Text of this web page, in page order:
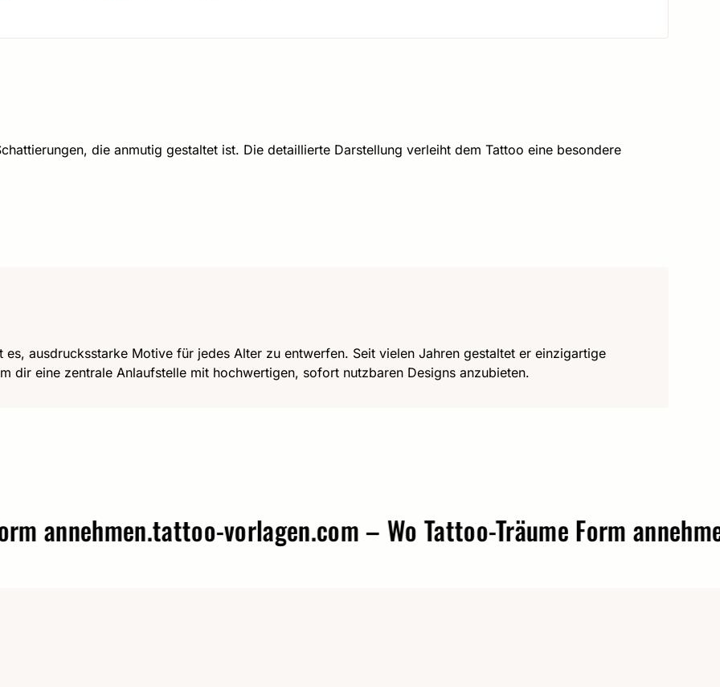
die anmutig gestaltet ist. Die detaillierte Darstellung verleiht dem Tattoo eine besondere
ausdrucksstarke Motive für jedes Alter zu entwerfen. Seit vielen Jahren gestaltet er einzigartige
dir eine zentrale Anlaufstelle mit hochwertigen, sofort nutzbaren Designs anzubieten.
tattoo-vorlagen.com – Wo Tattoo-Träume Form annehmen.